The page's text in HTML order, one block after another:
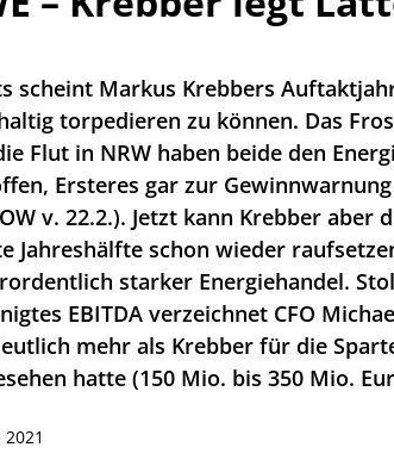
scheint Markus Krebbers
torpedieren zu können. Das
Flut in NRW haben beide den
Ersteres gar zur
v. 22.2.). Jetzt kann Krebber aber
Jahreshälfte schon wieder
starker Energiehandel.
EBITDA verzeichnet CFO
mehr als Krebber für die
hatte (150 Mio. bis 350 Mio.